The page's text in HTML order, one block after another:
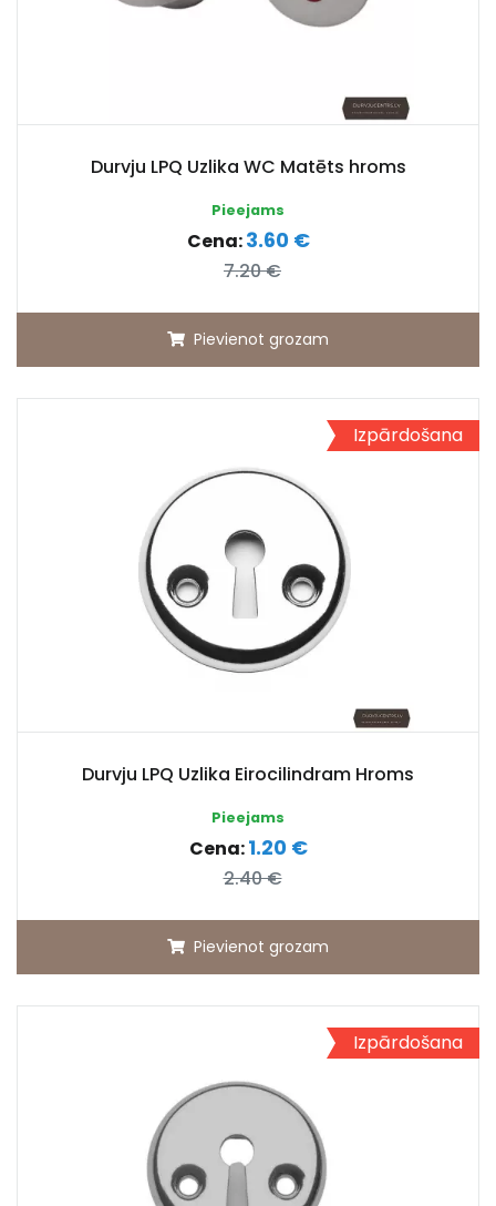
Durvju LPQ Uzlika WC Matēts hroms
Pieejams
Cena:3.60 €
7.20 €
Pievienot grozam
Izpārdošana
Durvju LPQ Uzlika Eirocilindram Hroms
Pieejams
Cena:1.20 €
2.40 €
Pievienot grozam
Izpārdošana